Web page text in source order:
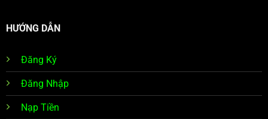
HƯỚNG DẪN
Đăng Ký
Đăng Nhập
Nạp Tiền